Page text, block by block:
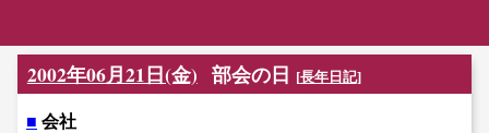
2002年06月21日(金) 部会の日 [長年日記]
■ 会社